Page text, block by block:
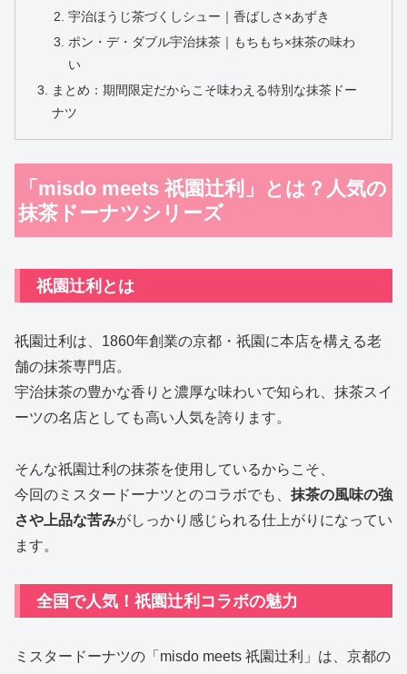
宇治ほうじ茶づくしシュー｜香ばしさ×あずき
ポン・デ・ダブル宇治抹茶｜もちもち×抹茶の味わ
い
まとめ：期間限定だからこそ味わえる特別な抹茶ドー
ナツ
「misdo meets 祇園辻利」とは？人気の
抹茶ドーナツシリーズ
祇園辻利とは
祇園辻利は、1860年創業の京都・祇園に本店を構える老
舗の抹茶専門店。
宇治抹茶の豊かな香りと濃厚な味わいで知られ、抹茶スイ
ーツの名店としても高い人気を誇ります。
そんな祇園辻利の抹茶を使用しているからこそ、
今回のミスタードーナツとのコラボでも、 抹茶の風味の強
さや上品な苦みがしっかり感じられる仕上がりになってい
ます。
全国で人気！祇園辻利コラボの魅力
ミスタードーナツの「misdo meets 祇園辻利」は、京都の